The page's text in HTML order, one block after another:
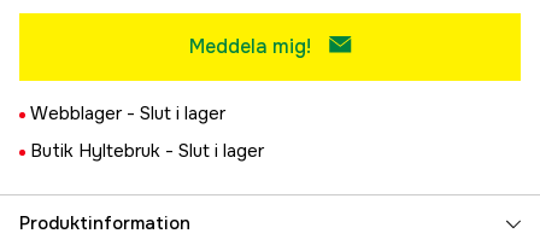
Meddela mig!
Webblager - Slut i lager
Butik Hyltebruk - Slut i lager
Produktinformation